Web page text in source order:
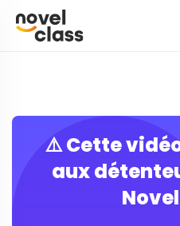
⚠️ Cette
aux